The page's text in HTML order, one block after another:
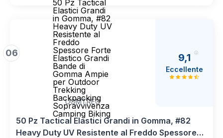
06
50 Pz Tactical
Elastici Grandi
in Gomma, #82
Heavy Duty UV
Resistente al
Freddo
Spessore Forte
Elastico Grandi
Bande di
Gomma Ampie
per Outdoor
Trekking
Backpacking
Sopravvivenza
Camping Biking
UOMTREO
9,1
Eccellente
50 Pz Tactical Elastici Grandi in Gomma, #82
Heavy Duty UV Resistente al Freddo Spessore